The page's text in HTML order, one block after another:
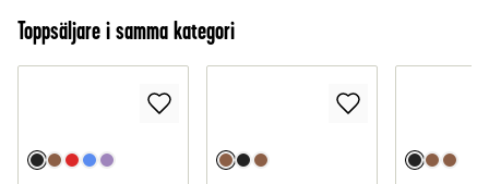
Toppsäljare i samma kategori